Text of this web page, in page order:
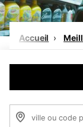
Accueil